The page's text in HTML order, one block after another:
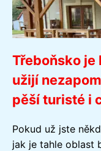
Třeboňsko je
užijí
pěší turisté i
Pokud už jste
jak je tahle oblast